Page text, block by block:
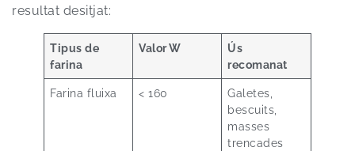
resultat desitjat:
Tipus de
farina
Valor W
Ús
recomanat
Farina fluixa < 160
Galetes,
bescuits,
masses
trencades